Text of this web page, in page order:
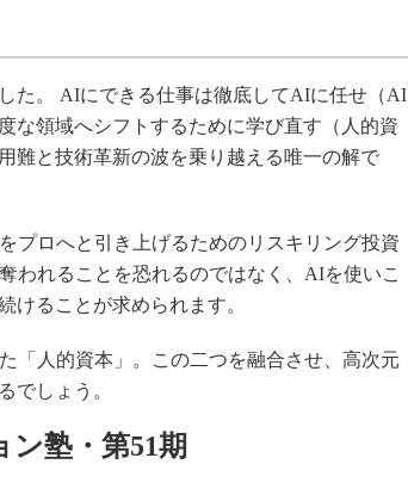
た。 AIにできる仕事は徹底してAIに任せ（AI
な領域へシフトするために学び直す（人的資
難と技術革新の波を乗り越える唯一の解で
プロへと引き上げるためのリスキリング投資
われることを恐れるのではなく、AIを使いこ
けることが求められます。
「人的資本」。この二つを融合させ、高次元
でしょう。
ン塾・第51期